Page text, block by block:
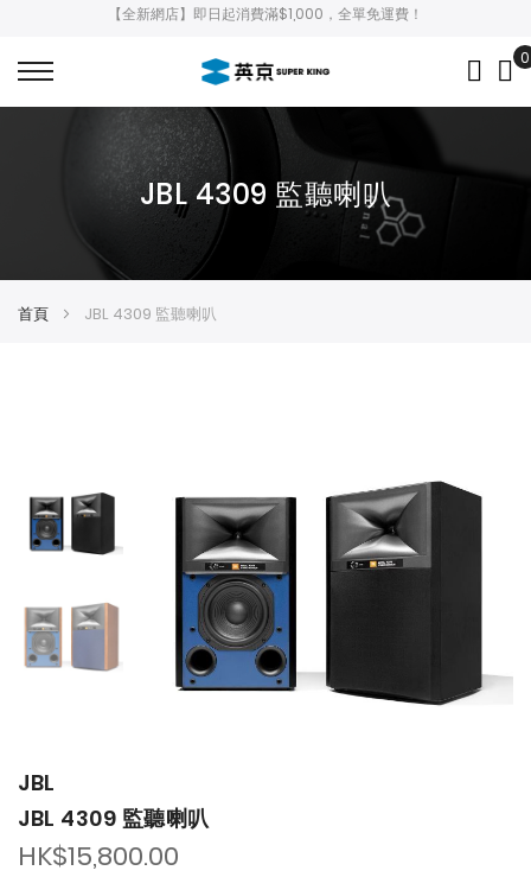
【全新網店】即日起消費滿$1,000，全單免運費！
0
JBL 4309 監聽喇叭
首頁 JBL 4309 監聽喇叭
JBL
JBL 4309 監聽喇叭
HK$15,800.00
of
the
gallery
beginning
of
the
gallery